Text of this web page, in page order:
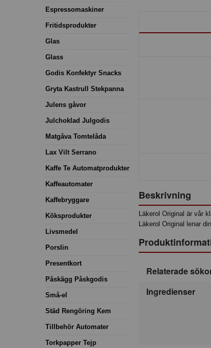
Espressomaskiner
Fritidsprodukter
Glas
Glass
Godis Konfektyr Snacks
Gryta Kastrull Stekpanna
Julens gåvor
Julchoklad Julgodis
Matgåva Tomtelåda
Lax Vilt Serrano
Kaffe Te Automatprodukter
Kaffeautomater
Kaffebryggare
Köksprodukter
Livsmedel
Porslin
Presentkort
Påskägg Påskgodis
Små-el
Städ Rengöring Kem
Tillbehör Automater
Torkpapper Tejp
Beskrivning
Läkerol Original är vår
Läkerol Original lenar
Relaterade
Ingredienser